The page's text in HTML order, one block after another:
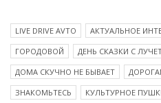
LIVE DRIVE AVTO АКТУАЛЬНОЕ
ГОРОДОВОЙ
ДЕНЬ СКАЗКИ С
ДОМА СКУЧНО НЕ БЫВАЕТ
ЗНАКОМЬТЕСЬ
КУЛЬТУРНОЕ